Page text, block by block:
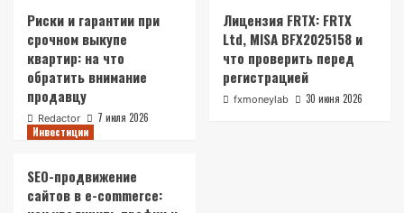
Риски и гарантии при
срочном выкупе
квартир: на что
обратить внимание
продавцу
Redactor 7 июля 2026
Лицензия FRTX: FRTX
Ltd, MISA BFX2025158 и
что проверить перед
регистрацией
fxmoneylab 30 июня 2026
Инвестиции
SEO-продвижение
сайтов в e-commerce: